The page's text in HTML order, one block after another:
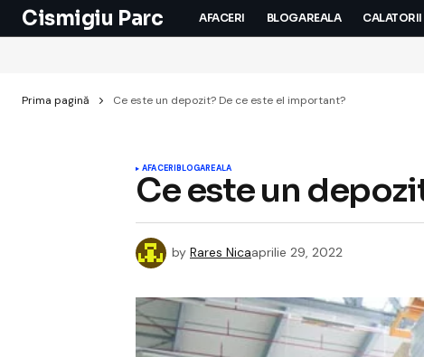
Cismigiu Parc AFACERI BLOGAREALA CALATORII
Prima pagină Ce este un depozit? De ce este el important?
AFACERIBLOGAREALA
Ce este un
by Rares Nicaaprilie 29, 2022